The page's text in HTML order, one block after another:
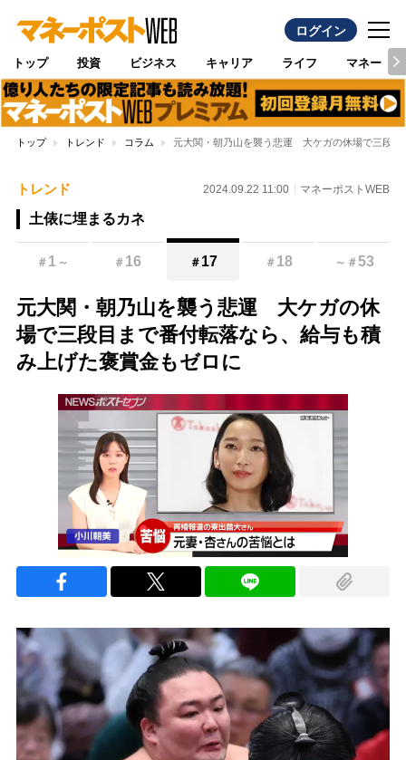
ログイン
トップ 投資 ビジネス キャリア ライフ マネー
トップ トレンド コラム 元大関・朝乃山を襲う悲運 大ケガの休場で三段目
トレンド 2024.09.22 11:00 マネーポストWEB
土俵に埋まるカネ
＃ 1 ～ ＃ 16 ＃ 17 ＃ 18 ～ ＃53
元大関・朝乃山を襲う悲運 大ケガの休
場で三段目まで番付転落なら、給与も積
み上げた褒賞金もゼロに